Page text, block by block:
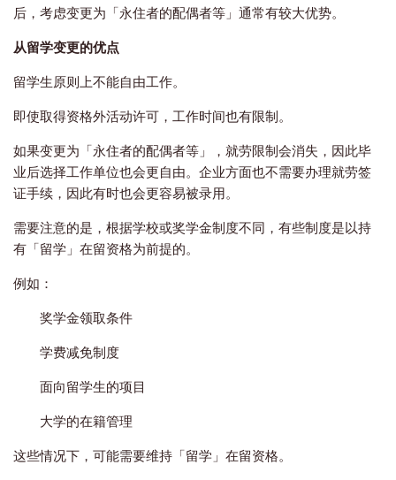
后，考虑变更为「永住者的配偶者等」通常有较大优势。
从留学变更的优点
留学生原则上不能自由工作。
即使取得资格外活动许可，工作时间也有限制。
如果变更为「永住者的配偶者等」，就劳限制会消失，因此毕
业后选择工作单位也会更自由。企业方面也不需要办理就劳签
证手续，因此有时也会更容易被录用。
需要注意的是，根据学校或奖学金制度不同，有些制度是以持
有「留学」在留资格为前提的。
例如：
奖学金领取条件
学费减免制度
面向留学生的项目
大学的在籍管理
这些情况下，可能需要维持「留学」在留资格。